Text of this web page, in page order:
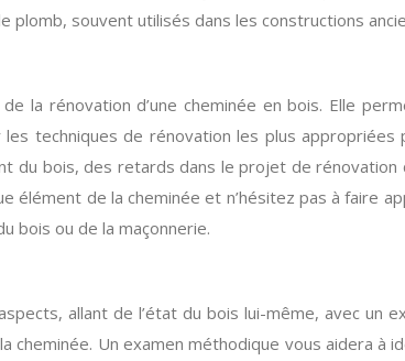
plomb, souvent utilisés dans les constructions
la rénovation d’une cheminée en bois. Elle
techniques de rénovation les plus
bois, des retards dans le projet de
de la cheminée et n’hésitez pas à faire
bois ou de la maçonnerie.
allant de l’état du bois lui-même, avec
Un examen méthodique vous aidera